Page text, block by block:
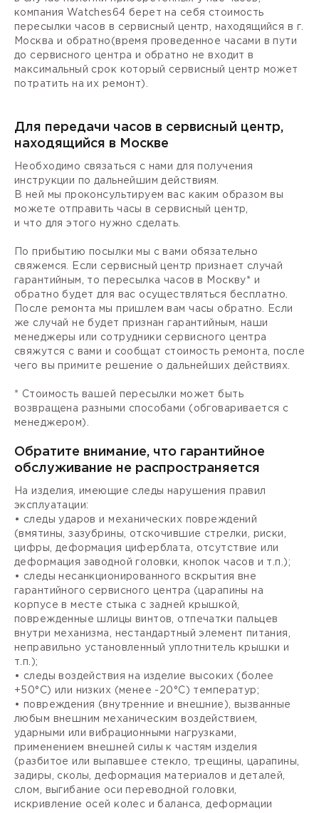
компания Watches64 берет на себя стоимость
пересылки часов в сервисный центр, находящийся в г.
Москва и обратно(время проведенное часами в пути
до сервисного центра и обратно не входит в
максимальный срок который сервисный центр может
потратить на их ремонт).
Для передачи часов в сервисный центр,
находящийся в Москве
Необходимо связаться с нами для получения
инструкции по дальнейшим действиям.
В ней мы проконсультируем вас каким образом вы
можете отправить часы в сервисный центр,
и что для этого нужно сделать.
По прибытию посылки мы с вами обязательно
свяжемся. Если сервисный центр признает случай
гарантийным, то пересылка часов в Москву* и
обратно будет для вас осуществляться бесплатно.
После ремонта мы пришлем вам часы обратно. Если
же случай не будет признан гарантийным, наши
менеджеры или сотрудники сервисного центра
свяжутся с вами и сообщат стоимость ремонта, после
чего вы примите решение о дальнейших действиях.
* Стоимость вашей пересылки может быть
возвращена разными способами (обговаривается с
менеджером).
Обратите внимание, что гарантийное
обслуживание не распространяется
На изделия, имеющие следы нарушения правил
эксплуатации:
• следы ударов и механических повреждений
(вмятины, зазубрины, отскочившие стрелки, риски,
цифры, деформация циферблата, отсутствие или
деформация заводной головки, кнопок часов и т.п.);
• следы несанкционированного вскрытия вне
гарантийного сервисного центра (царапины на
корпусе в месте стыка с задней крышкой,
поврежденные шлицы винтов, отпечатки пальцев
внутри механизма, нестандартный элемент питания,
неправильно установленный уплотнитель крышки и
т.п.);
• следы воздействия на изделие высоких (более
+50°С) или низких (менее -20°С) температур;
• повреждения (внутренние и внешние), вызванные
любым внешним механическим воздействием,
ударными или вибрационными нагрузками,
применением внешней силы к частям изделия
(разбитое или выпавшее стекло, трещины, царапины,
задиры, сколы, деформация материалов и деталей,
слом, выгибание оси переводной головки,
искривление осей колес и баланса, деформации